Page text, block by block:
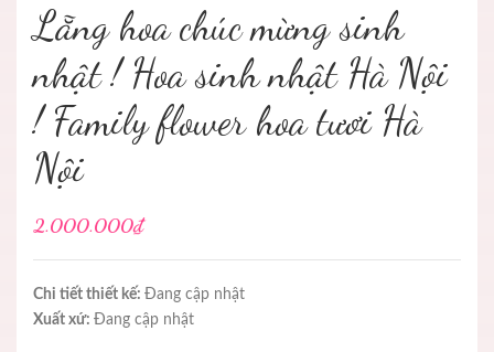
Lẵng hoa chúc mừng sinh
nhật ! Hoa sinh nhật Hà Nội
! Family flower hoa tươi Hà
Nội
2.000.000₫
Chi tiết thiết kế: Đang cập nhật
Xuất xứ: Đang cập nhật